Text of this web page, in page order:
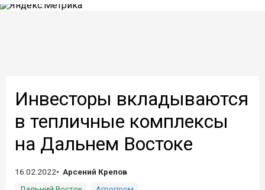
Инвесторы вкладываются
в тепличные комплексы
на Дальнем Востоке
16.02.2022
Арсений Крепов